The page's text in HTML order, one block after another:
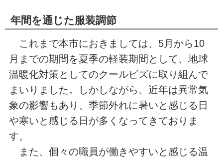
年間を通じた服装調節
これまで本市におきましては、5月から10
月までの期間を夏季の軽装期間として、地球
温暖化対策としてのクールビズに取り組んで
まいりました。しかしながら、近年は異常気
象の影響もあり、季節外れに暑いと感じる日
や寒いと感じる日が多くなってきておりま
す。
また、個々の職員が働きやすいと感じる温